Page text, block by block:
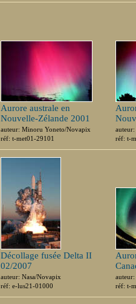
Aurore australe en
Nouvelle-Zélande 2001
auteur: Minoru Yoneto/Novapix
réf: t-met01-29101
réf: t-
Décollage fusée Delta II
02/2007
auteur: Nasa/Novapix
réf: e-lus21-01000
réf: t-